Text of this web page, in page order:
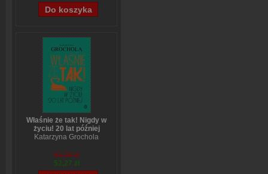
Właśnie że tak! Nigdy w
życiu! 20 lat później
Katarzyna Grochola
65,09 zł
52,27 zł